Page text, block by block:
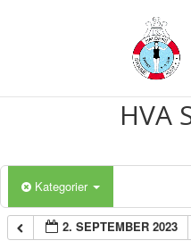
HVA
Kategorier
2. SEPTEMBER 2023